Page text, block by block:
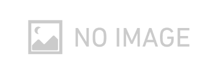
チタンカフェプレス 3カップ はさめる洋食器 スプンばしII